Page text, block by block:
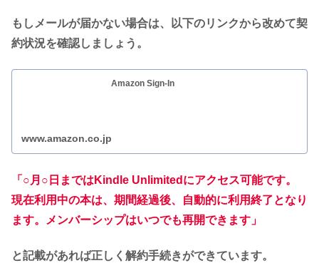
もしメールが届かない場合は、以下のリンクから改めて契
約状況を確認しましょう。
Amazon Sign-In
www.amazon.co.jp
「○月○日まではKindle Unlimitedにアクセス可能です。
現在利用中の本は、期間経過後、自動的に利用終了となり
ます。メンバーシップはいつでも再開できます」
と記載があれば正しく解約手続きができています。